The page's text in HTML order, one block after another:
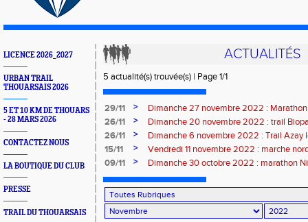
LICENCE 2026_2027
URBAN TRAIL
THOUARSAIS 2026
5 ET 10 KM DE THOUARS
- 28 MARS 2026
CONTACTEZ NOUS
LA BOUTIQUE DU CLUB
PRESSE
TRAIL DU THOUARSAIS
ACTUALITÉS
5 actualité(s) trouvée(s) | Page 1/1
29/11 >
Dimanche 27 novembre 2022 :
26/11
>
Dimanche 20 novembre 2022 : trail
26/11
>
Dimanche 6 novembre 2022 : Trail Azay
15/11
>
Vendredi 11 novembre 2022 : marche
09/11
> Dimanche 30 octobre 2022 : marathon